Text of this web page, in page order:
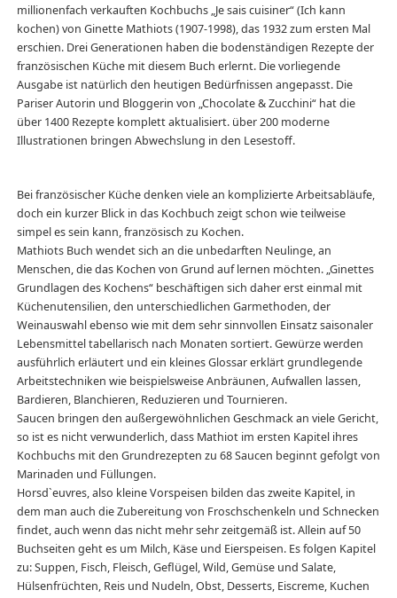
millionenfach verkauften Kochbuchs „Je sais cuisiner“ (Ich kann
kochen) von Ginette Mathiots (1907-1998), das 1932 zum ersten Mal
erschien. Drei Generationen haben die bodenständigen Rezepte der
französischen Küche mit diesem Buch erlernt. Die vorliegende
Ausgabe ist natürlich den heutigen Bedürfnissen angepasst. Die
Pariser Autorin und Bloggerin von „Chocolate & Zucchini“ hat die
über 1400 Rezepte komplett aktualisiert. über 200 moderne
Illustrationen bringen Abwechslung in den Lesestoff.
Bei französischer Küche denken viele an komplizierte Arbeitsabläufe,
doch ein kurzer Blick in das Kochbuch zeigt schon wie teilweise
simpel es sein kann, französisch zu Kochen.
Mathiots Buch wendet sich an die unbedarften Neulinge, an
Menschen, die das Kochen von Grund auf lernen möchten. „Ginettes
Grundlagen des Kochens“ beschäftigen sich daher erst einmal mit
Küchenutensilien, den unterschiedlichen Garmethoden, der
Weinauswahl ebenso wie mit dem sehr sinnvollen Einsatz saisonaler
Lebensmittel tabellarisch nach Monaten sortiert. Gewürze werden
ausführlich erläutert und ein kleines Glossar erklärt grundlegende
Arbeitstechniken wie beispielsweise Anbräunen, Aufwallen lassen,
Bardieren, Blanchieren, Reduzieren und Tournieren.
Saucen bringen den außergewöhnlichen Geschmack an viele Gericht,
so ist es nicht verwunderlich, dass Mathiot im ersten Kapitel ihres
Kochbuchs mit den Grundrezepten zu 68 Saucen beginnt gefolgt von
Marinaden und Füllungen.
Horsd`euvres, also kleine Vorspeisen bilden das zweite Kapitel, in
dem man auch die Zubereitung von Froschschenkeln und Schnecken
findet, auch wenn das nicht mehr sehr zeitgemäß ist. Allein auf 50
Buchseiten geht es um Milch, Käse und Eierspeisen. Es folgen Kapitel
zu: Suppen, Fisch, Fleisch, Geflügel, Wild, Gemüse und Salate,
Hülsenfrüchten, Reis und Nudeln, Obst, Desserts, Eiscreme, Kuchen